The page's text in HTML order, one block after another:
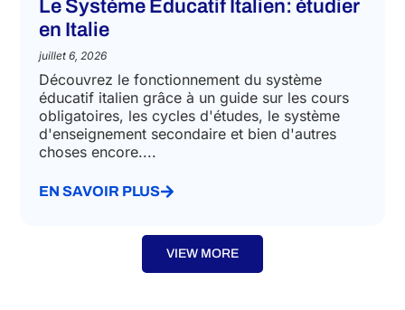
Le Système Éducatif Italien: étudier
en Italie
juillet 6, 2026
Découvrez le fonctionnement du système
éducatif italien grâce à un guide sur les cours
obligatoires, les cycles d'études, le système
d'enseignement secondaire et bien d'autres
choses encore....
EN SAVOIR PLUS
VIEW MORE